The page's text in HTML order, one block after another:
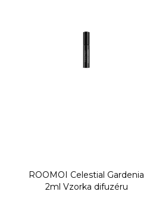
ROOMOI Celestial Gardenia
2ml Vzorka difuzéru